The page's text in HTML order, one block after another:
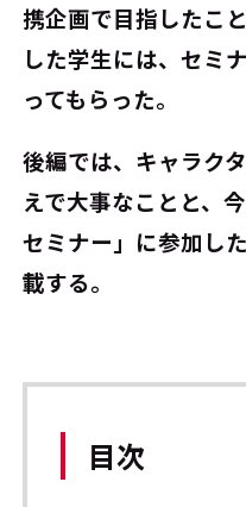
携企画で目指したこ
した学生には、セミ
ってもらった。
後編では、キャラク
えで大事なことと、
セミナー」に参加し
載する。
目次